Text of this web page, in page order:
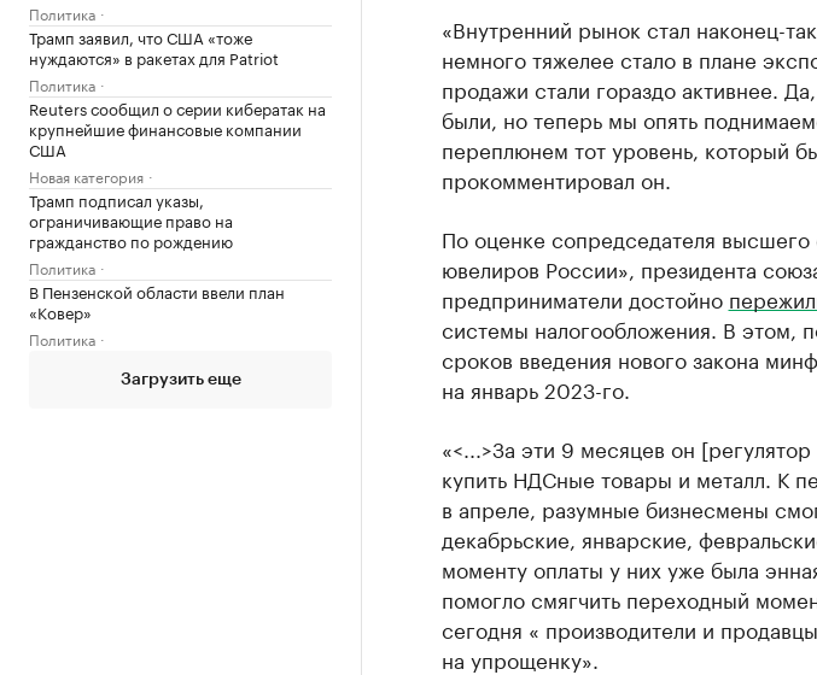
Политика
Трамп заявил, что США «тоже
нуждаются» в ракетах для Patriot
Политика
Reuters сообщил о серии кибератак на
крупнейшие финансовые компании
США
Новая категория
Трамп подписал указы,
ограничивающие право на
гражданство по рождению
Политика
В Пензенской области ввели план
«Ковер»
Политика
Загрузить еще
«Внутренний рынок стал наконец-
немного тяжелее стало в плане
продажи стали гораздо активнее.
были, но теперь мы опять
переплюнем тот уровень, который
прокомментировал он.
По оценке сопредседателя высшего
ювелиров России», президента
предприниматели достойно
системы налогообложения. В этом,
сроков введения нового закона
на январь 2023-го.
«<...>За эти 9 месяцев он
купить НДСные товары и металл. К
в апреле, разумные бизнесмены
декабрьские, январские,
моменту оплаты у них уже была
помогло смягчить переходный
сегодня « производители и
на упрощенку».